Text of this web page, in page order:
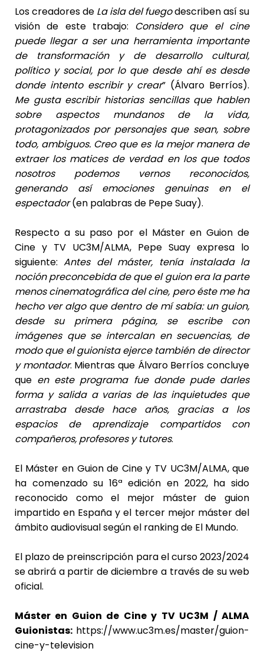
Los creadores de La isla del fuegodescriben así su
visión de este trabajo: Considero que el cine
puede llegar a ser una herramienta importante
de transformación y de desarrollo cultural,
político y social, por lo que desde ahí es desde
donde intento escribir y crear” (Álvaro Berríos).
Me gusta escribir historias sencillas que hablen
sobre aspectos mundanos de la vida,
protagonizados por personajes que sean, sobre
todo, ambiguos. Creo que es la mejor manera de
extraer los matices de verdad en los que todos
nosotros podemos vernos reconocidos,
generando así emociones genuinas en el
espectador(en palabras de Pepe Suay).
Respecto a su paso por el Máster en Guion de
Cine y TV UC3M/ALMA, Pepe Suay expresa lo
siguiente:Antes del máster, tenía instalada la
noción preconcebida de que el guion era la parte
menos cinematográfica del cine, pero éste me ha
hecho ver algo que dentro de mí sabía: un guion,
desde su primera página, se escribe con
imágenes que se intercalan en secuencias, de
modo que el guionista ejerce también de director
y montador. Mientras que Álvaro Berríos concluye
que en este programa fue donde pude darles
forma y salida a varias de las inquietudes que
arrastraba desde hace años, gracias a los
espacios de aprendizaje compartidos con
compañeros, profesores y tutores.
El Máster en Guion de Cine y TV UC3M/ALMA, que
ha comenzado su 16ª edición en 2022, ha sido
reconocido como el mejor máster de guion
impartido en España y el tercer mejor máster del
ámbito audiovisual según el ranking de El Mundo.
El plazo de preinscripción para el curso 2023/2024
se abrirá a partir de diciembre a través de su web
oficial.
Máster en Guion de Cine y TV UC3M / ALMA
Guionistas: https://www.uc3m.es/master/guion-
cine-y-television